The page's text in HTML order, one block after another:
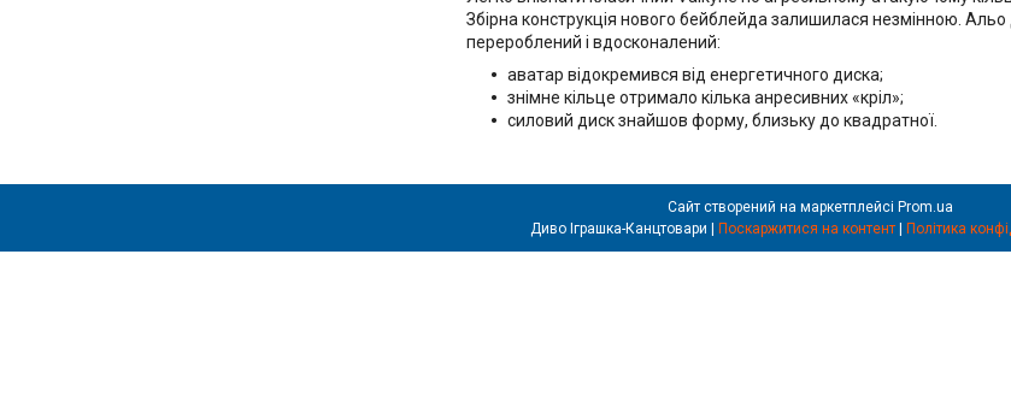
Збірна конструкція нового бейблейда залишилася незмінною.
перероблений і вдосконалений:
аватар відокремився від енергетичного диска;
знімне кільце отримало кілька анресивних «кріл»;
силовий диск знайшов форму, близьку до квадратної.
Сайт створений на маркетплейсі Prom.ua
Диво Іграшка-Канцтовари | Поскаржитися на контент | Політика